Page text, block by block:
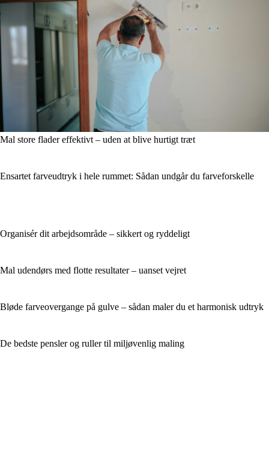
Mal store flader effektivt – uden at blive hurtigt træt
Ensartet farveudtryk i hele rummet: Sådan undgår du farveforskelle
Organisér dit arbejdsområde – sikkert og ryddeligt
Mal udendørs med flotte resultater – uanset vejret
Bløde farveovergange på gulve – sådan maler du et harmonisk udtryk
De bedste pensler og ruller til miljøvenlig maling